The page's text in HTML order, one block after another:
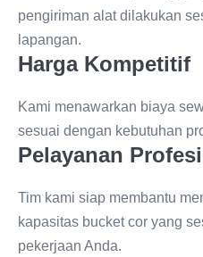
pengiriman alat dilakukan
lapangan.
Harga Kompetitif
Kami menawarkan biaya
sesuai dengan kebutuhan
Pelayanan
Tim kami siap membantu
kapasitas bucket cor yang
pekerjaan Anda.